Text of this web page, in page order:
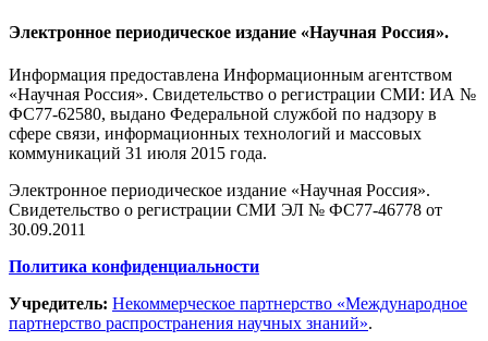
Электронное периодическое издание «Научная Россия».
Информация предоставлена Информационным агентством
«Научная Россия». Свидетельство о регистрации СМИ: ИА №
ФС77-62580, выдано Федеральной службой по надзору в
сфере связи, информационных технологий и массовых
коммуникаций 31 июля 2015 года.
Электронное периодическое издание «Научная Россия».
Свидетельство о регистрации СМИ ЭЛ № ФС77-46778 от
30.09.2011
Политика конфиденциальности
Учредитель: Некоммерческое партнерство «Международное
партнерство распространения научных знаний».